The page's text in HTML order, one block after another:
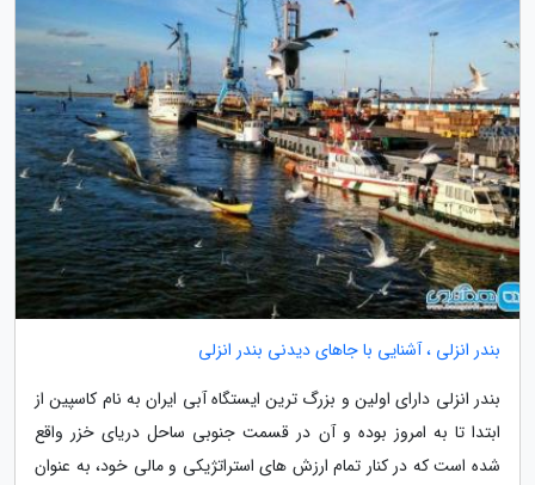
بندر انزلی ، آشنایی با جاهای دیدنی بندر انزلی
بندر انزلی دارای اولین و بزرگ ترین ایستگاه آبی ایران به نام کاسپین از
ابتدا تا به امروز بوده و آن در قسمت جنوبی ساحل دریای خزر واقع
شده است که در کنار تمام ارزش های استراتژیکی و مالی خود، به عنوان